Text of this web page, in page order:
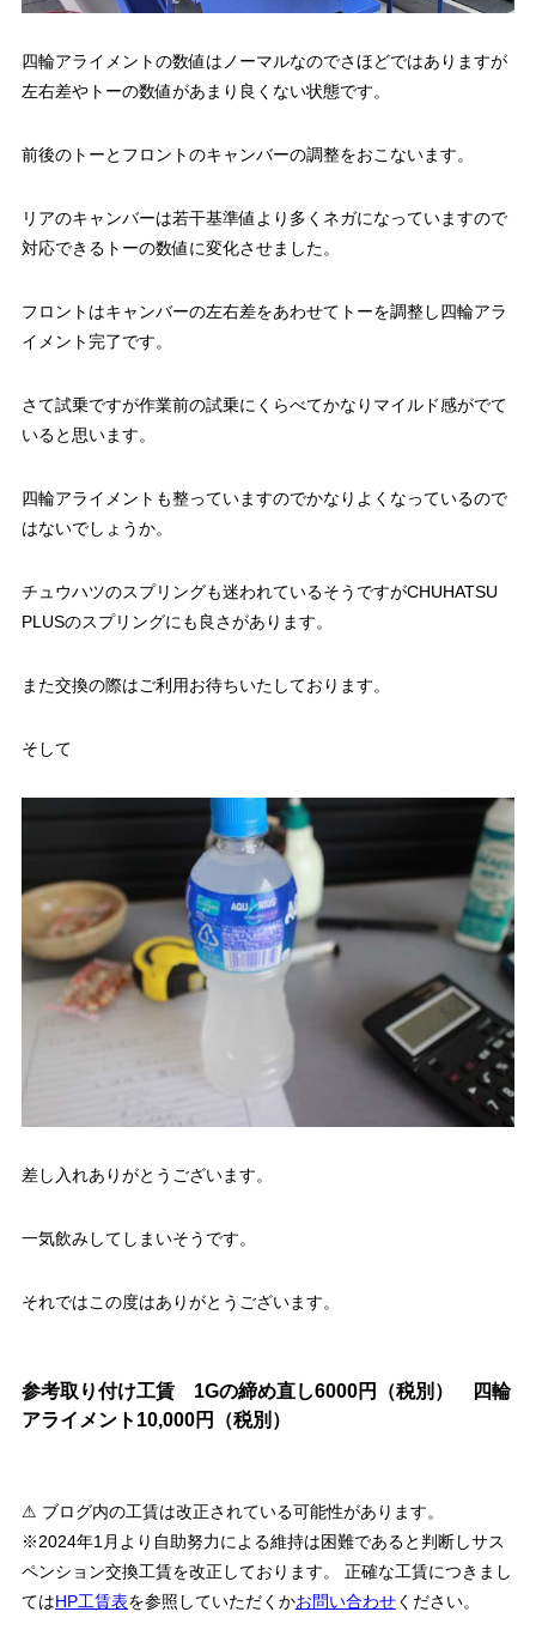
四輪アライメントの数値はノーマルなのでさほどではありますが
左右差やトーの数値があまり良くない状態です。
前後のトーとフロントのキャンバーの調整をおこないます。
リアのキャンバーは若干基準値より多くネガになっていますので
対応できるトーの数値に変化させました。
フロントはキャンバーの左右差をあわせてトーを調整し四輪アラ
イメント完了です。
さて試乗ですが作業前の試乗にくらべてかなりマイルド感がでて
いると思います。
四輪アライメントも整っていますのでかなりよくなっているので
はないでしょうか。
チュウハツのスプリングも迷われているそうですがCHUHATSU
PLUSのスプリングにも良さがあります。
また交換の際はご利用お待ちいたしております。
そして
差し入れありがとうございます。
一気飲みしてしまいそうです。
それではこの度はありがとうございます。
参考取り付け工賃 1Gの締め直し6000円（税別） 四輪
アライメント10,000円（税別）
⚠ ブログ内の工賃は改正されている可能性があります。
※2024年1月より自助努力による維持は困難であると判断しサス
ペンション交換工賃を改正しております。 正確な工賃につきまし
てはHP工賃表を参照していただくかお問い合わせください。